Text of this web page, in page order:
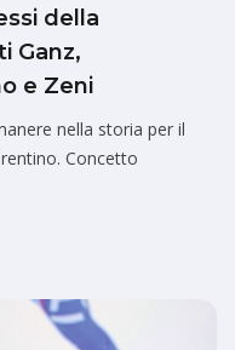
della
Ganz,
e Zeni
nella storia per il
Concetto